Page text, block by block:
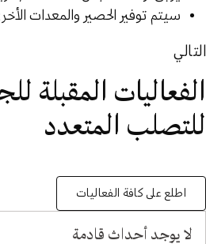
سيتم توفير الحصير والمعدات
التالي
الفعاليات المقبلة
للتصلب المتعدد
اطلع على كافة الفعاليات
لا يوجد أحداث قادمة